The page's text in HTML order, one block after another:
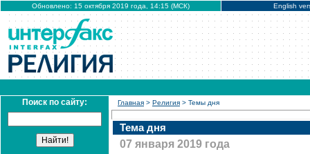
Обновлено: 15 октября 2019 года, 14:15 (МСК) English
Поиск по сайту: Главная > Религия > Темы дня
Тема дня
07 января 2019 года